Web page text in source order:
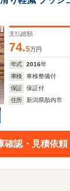
ETC
支払総額
74.5万円
年式 2016年
車検
車検整備付
保証
保証付
住所
新潟県胎内市
確認・見積依頼